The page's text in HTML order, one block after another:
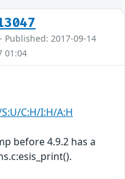
- Published: 2017-09-14
01:04
C:H/I:H/A:H
before 4.9.2 has a